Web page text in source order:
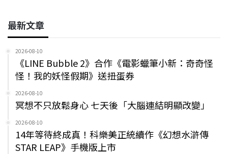
最新文章
2026-08-10
《LINE Bubble 2》合作《電影蠟筆小新：奇奇怪
怪！我的妖怪假期》送扭蛋券
2026-08-10
冥想不只放鬆身心 七天後「大腦連結明顯改變」
2026-08-10
14年等待終成真！科樂美正統續作《幻想水滸傳
STAR LEAP》手機版上市